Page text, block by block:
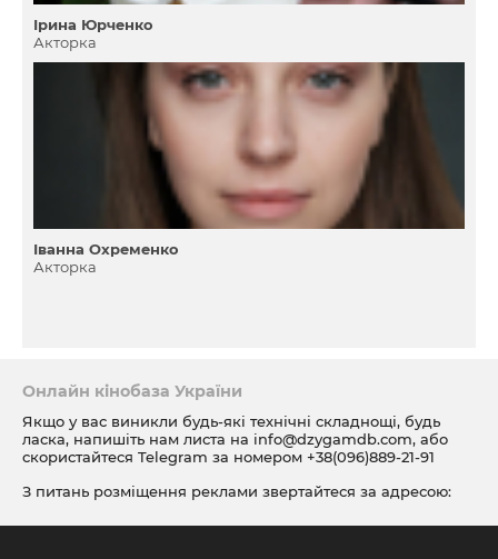
Ірина Юрченко
Акторка
Іванна Охременко
Акторка
Онлайн кінобаза України
Якщо у вас виникли будь-які технічні складнощі, будь
ласка, напишіть нам листа на info@dzygamdb.com, або
скористайтеся Telegram за номером +38(096)889-21-91
З питань розміщення реклами звертайтеся за адресою:
посиланням